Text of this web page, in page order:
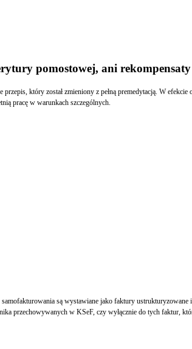
pomostowej, ani rekompensaty
który został zmieniony z pełną premedytacją. W
pracę w warunkach szczególnych.
są wystawiane jako faktury
przechowywanych w KSeF, czy wyłącznie do tych faktur,